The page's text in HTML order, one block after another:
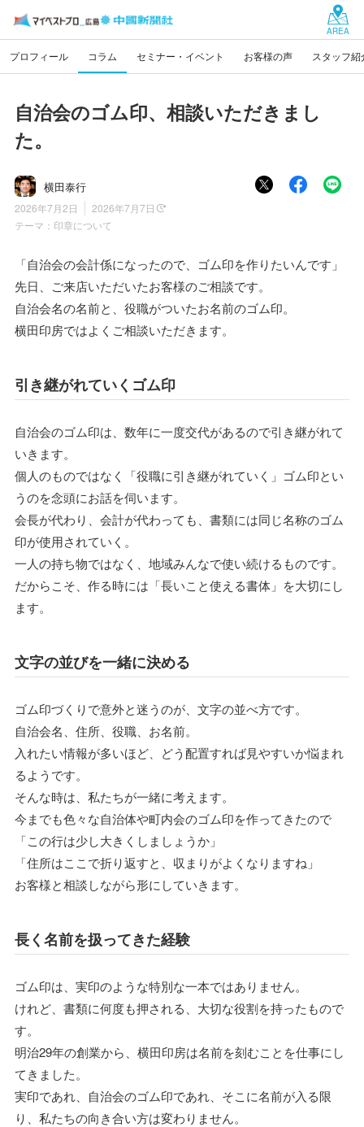
AREA
プロフィール コラム セミナー・イベント お客様の声 スタッフ紹
自治会のゴム印、相談いただきまし
た。
横田泰行
2026年7月2日
2026年7月7日
テーマ： 印章について
「自治会の会計係になったので、ゴム印を作りたいんです」
先日、ご来店いただいたお客様のご相談です。
自治会名の名前と、役職がついたお名前のゴム印。
横田印房ではよくご相談いただきます。
引き継がれていくゴム印
自治会のゴム印は、数年に一度交代があるので引き継がれて
いきます。
個人のものではなく「役職に引き継がれていく」ゴム印とい
うのを念頭にお話を伺います。
会長が代わり、会計が代わっても、書類には同じ名称のゴム
印が使用されていく。
一人の持ち物ではなく、地域みんなで使い続けるものです。
だからこそ、作る時には「長いこと使える書体」を大切にし
ます。
文字の並びを一緒に決める
ゴム印づくりで意外と迷うのが、文字の並べ方です。
自治会名、住所、役職、お名前。
入れたい情報が多いほど、どう配置すれば見やすいか悩まれ
るようです。
そんな時は、私たちが一緒に考えます。
今までも色々な自治体や町内会のゴム印を作ってきたので
「この行は少し大きくしましょうか」
「住所はここで折り返すと、収まりがよくなりますね」
お客様と相談しながら形にしていきます。
長く名前を扱ってきた経験
ゴム印は、実印のような特別な一本ではありません。
けれど、書類に何度も押される、大切な役割を持ったもので
す。
明治29年の創業から、横田印房は名前を刻むことを仕事にし
てきました。
実印であれ、自治会のゴム印であれ、そこに名前が入る限
り、私たちの向き合い方は変わりません。